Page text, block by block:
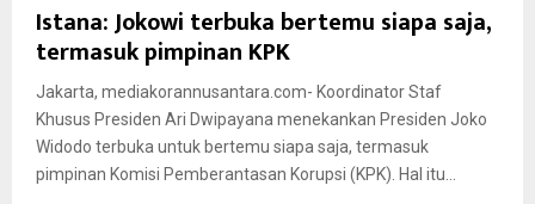
Istana: Jokowi terbuka bertemu siapa saja,
termasuk pimpinan KPK
Jakarta, mediakorannusantara.com- Koordinator Staf
Khusus Presiden Ari Dwipayana menekankan Presiden Joko
Widodo terbuka untuk bertemu siapa saja, termasuk
pimpinan Komisi Pemberantasan Korupsi (KPK). Hal itu...